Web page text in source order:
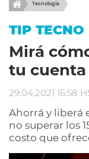
Tecnología
TIP TECNO
Mirá
tu cuenta
29.04.2021 16:58
Ahorrá y liberá
no superar los
costo que